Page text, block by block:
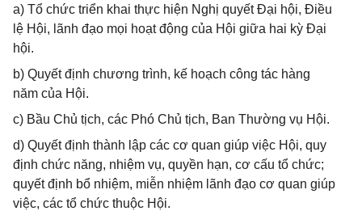
a) Tổ chức triển khai thực hiện Nghị quyết Đại hội, Điều
lệ Hội, lãnh đạo mọi hoạt động của Hội giữa hai kỳ Đại
hội.
b) Quyết định chương trình, kế hoạch công tác hàng
năm của Hội.
c) Bầu Chủ tịch, các Phó Chủ tịch, Ban Thường vụ Hội.
d) Quyết định thành lập các cơ quan giúp việc Hội, quy
định chức năng, nhiệm vụ, quyền hạn, cơ cấu tổ chức;
quyết định bổ nhiệm, miễn nhiệm lãnh đạo cơ quan giúp
việc, các tổ chức thuộc Hội.